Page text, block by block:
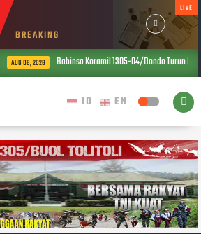
BREAKING
LIVE
AUG 06, 2026 Babinsa Koramil 1305-04/Dondo Turun